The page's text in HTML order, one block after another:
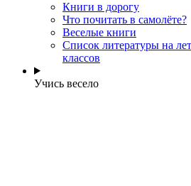
Книги в дорогу
Что почитать в самолёте?
Веселые книги
Cписок литературы на
классов
Учись весело